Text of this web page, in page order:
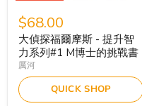
$68.00
大偵探福爾摩斯 - 提升智
力系列#1 M博士的挑戰書
厲河
QUICK SHOP